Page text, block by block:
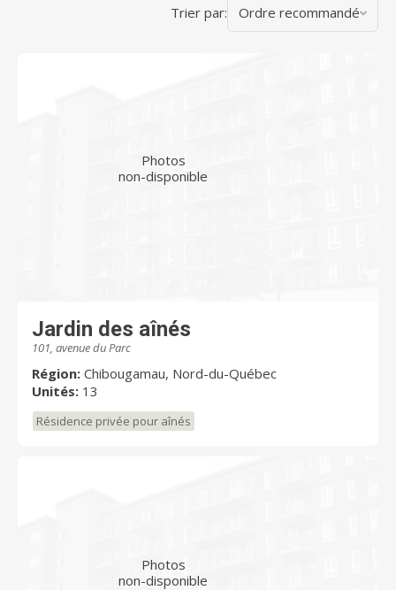
Trier par: Ordre recommandé
Photos
non-disponible
Jardin des aînés
101, avenue du Parc
Région: Chibougamau, Nord-du-Québec
Unités: 13
Résidence privée pour aînés
Photos
non-disponible